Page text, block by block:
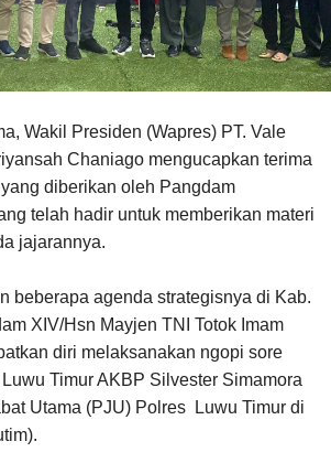
Wakil Presiden (Wapres) PT. Vale
Chaniago mengucapkan terima
diberikan oleh Pangdam
telah hadir untuk memberikan materi
jajarannya.
beberapa agenda strategisnya di Kab.
XIV/Hsn Mayjen TNI Totok Imam
diri melaksanakan ngopi sore
Timur AKBP Silvester Simamora
Utama (PJU) Polres Luwu Timur di